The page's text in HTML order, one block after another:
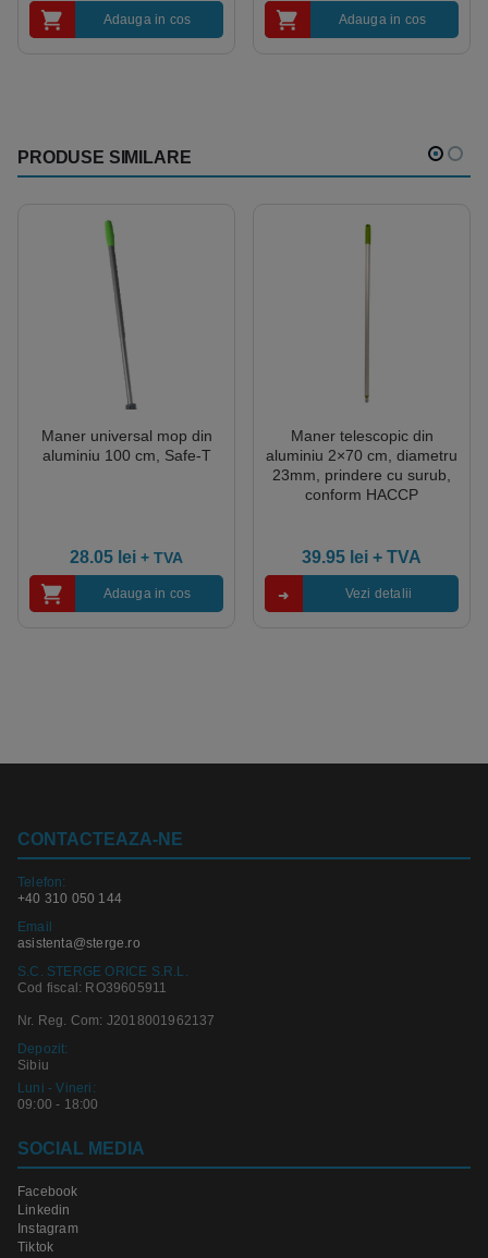
Adauga in cos Adauga in cos
PRODUSE SIMILARE
Maner universal mop din
aluminiu 100 cm, Safe-T
28.05 lei + TVA
Adauga in cos
Maner telescopic din
aluminiu 2×70 cm, diametru
23mm, prindere cu surub,
conform HACCP
39.95 lei + TVA
Vezi detalii
CONTACTEAZA-NE
Telefon:
+40 310 050 144
Email
asistenta@sterge.ro
S.C. STERGE ORICE S.R.L.
Cod fiscal: RO39605911
Nr. Reg. Com: J2018001962137
Depozit:
Sibiu
Luni - Vineri:
09:00 - 18:00
SOCIAL MEDIA
Facebook
Linkedin
Instagram
Tiktok